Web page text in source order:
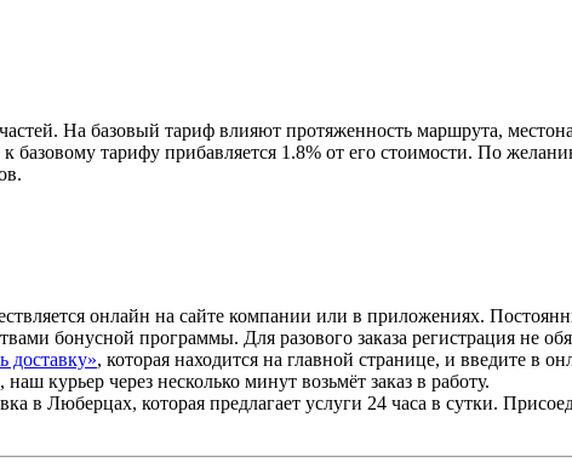
На базовый тариф влияют протяженность маршрута,
к базовому тарифу прибавляется 1.8% от его стоимости. По
онлайн на сайте компании или в приложениях.
бонусной программы. Для разового заказа регистрация не
доставку», которая находится на главной странице, и введите в
курьер через несколько минут возьмёт заказ в работу.
в Люберцах, которая предлагает услуги 24 часа в сутки.